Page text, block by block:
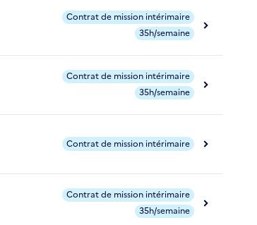
Contrat de mission intérimaire
35h/semaine
Contrat de mission intérimaire
35h/semaine
Contrat de mission intérimaire
Contrat de mission intérimaire
35h/semaine